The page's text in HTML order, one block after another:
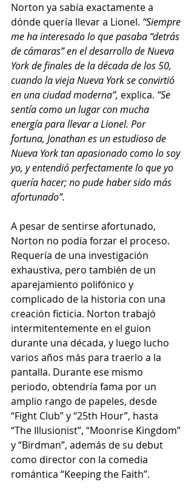
Norton ya sabía exactamente a
dónde quería llevar a Lionel. “Siempre
me ha interesado lo que pasaba “detrás
de cámaras” en el desarrollo de Nueva
York de finales de la década de los 50,
cuando la vieja Nueva York se convirtió
en una ciudad moderna”, explica. “Se
sentía como un lugar con mucha
energía para llevar a Lionel. Por
fortuna, Jonathan es un estudioso de
Nueva York tan apasionado como lo soy
yo, y entendió perfectamente lo que yo
quería hacer; no pude haber sido más
afortunado”.
A pesar de sentirse afortunado,
Norton no podía forzar el proceso.
Requería de una investigación
exhaustiva, pero también de un
aparejamiento polifónico y
complicado de la historia con una
creación ficticia. Norton trabajó
intermitentemente en el guion
durante una década, y luego lucho
varios años más para traerlo a la
pantalla. Durante ese mismo
periodo, obtendría fama por un
amplio rango de papeles, desde
“Fight Club” y “25th Hour”, hasta
“The Illusionist”, “Moonrise Kingdom”
y “Birdman”, además de su debut
como director con la comedia
romántica “Keeping the Faith”.